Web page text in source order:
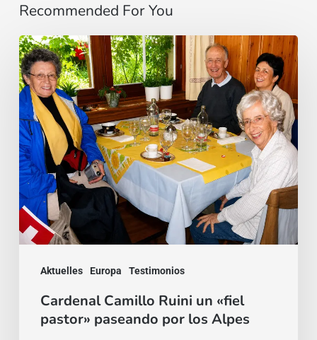
Recommended For You
Aktuelles Europa Testimonios
Cardenal
Camillo
Ruini
un
«fiel
pastor»
paseando
por
los
Cardenal Camillo Ruini un «fiel
pastor» paseando por los Alpes